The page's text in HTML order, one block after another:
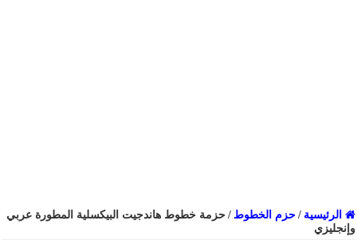
الرئيسية / حزم الخطوط / حزمة خطوط هاندجيت البيكسلية المطورة عربي
وإنجليزي